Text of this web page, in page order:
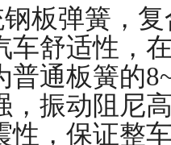
板弹簧，复
车舒适性，
普通板簧的
，振动阻尼
性，保证整